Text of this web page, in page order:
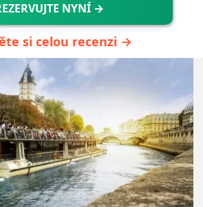
NYNÍ →
si celou recenzi →